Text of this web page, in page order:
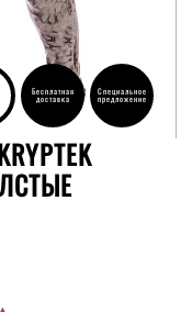
Бесплатная
доставка
Специальное
предложение